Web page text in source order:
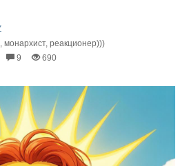
монархист, реакционер)))
9 690